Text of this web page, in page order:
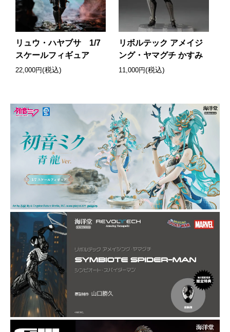
リュウ・ハヤブサ 1/7
スケールフィギュア
22,000円(税込)
リボルテック アメイジ
ング・ヤマグチ かすみ
11,000円(税込)